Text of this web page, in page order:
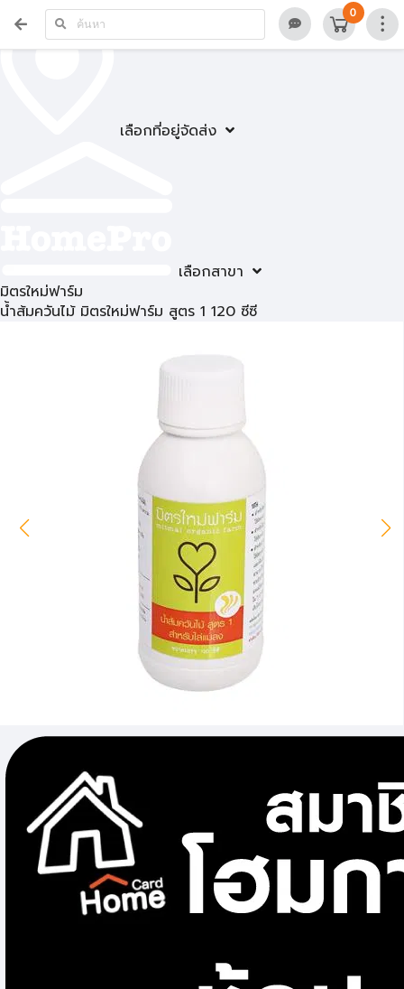
เลือกที่อยู่จัดส่ง
เลือกสาขา
0
มิตรใหม่ฟาร์ม
น้ำส้มควันไม้ มิตรใหม่ฟาร์ม สูตร 1 120 ซีซี